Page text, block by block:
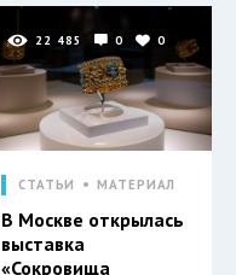
22 485 0 0
СТАТЬИ МАТЕРИАЛ
В Москве открылась
выставка
«Сокровища